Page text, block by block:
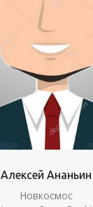
Алексей Ананьин
Новкосмос